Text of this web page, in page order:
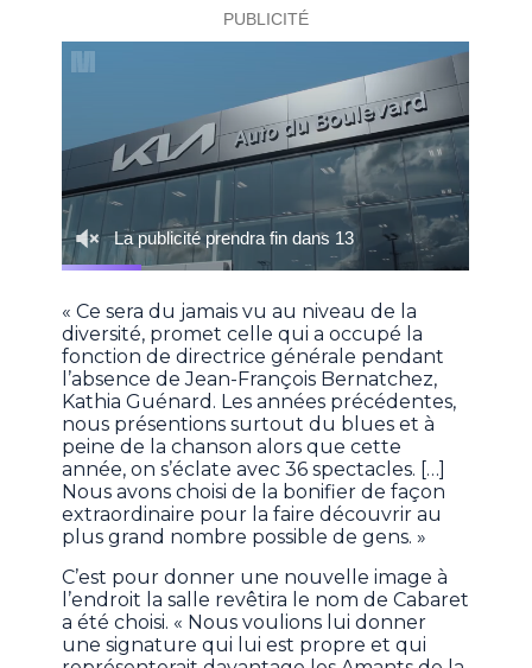
« Ce sera du jamais vu au niveau de la
diversité, promet celle qui a occupé la
fonction de directrice générale pendant
l’absence de Jean-François Bernatchez,
Kathia Guénard. Les années précédentes,
nous présentions surtout du blues et à
peine de la chanson alors que cette
année, on s’éclate avec 36 spectacles. […]
Nous avons choisi de la bonifier de façon
extraordinaire pour la faire découvrir au
plus grand nombre possible de gens. »
C’est pour donner une nouvelle image à
l’endroit la salle revêtira le nom de Cabaret
a été choisi. « Nous voulions lui donner
une signature qui lui est propre et qui